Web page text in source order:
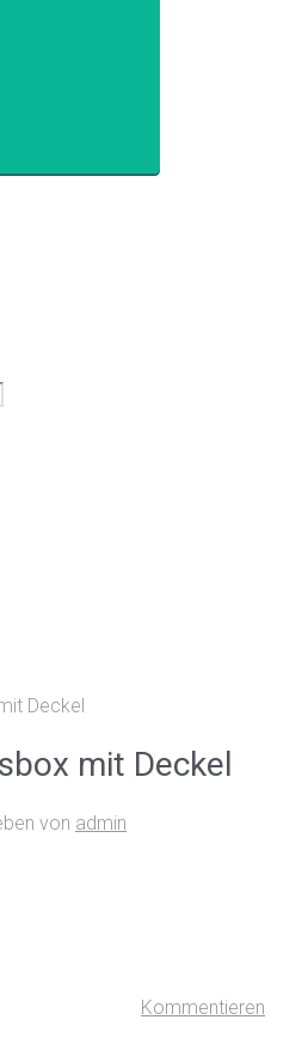
Deckel
mit Deckel
von admin
Kommentieren